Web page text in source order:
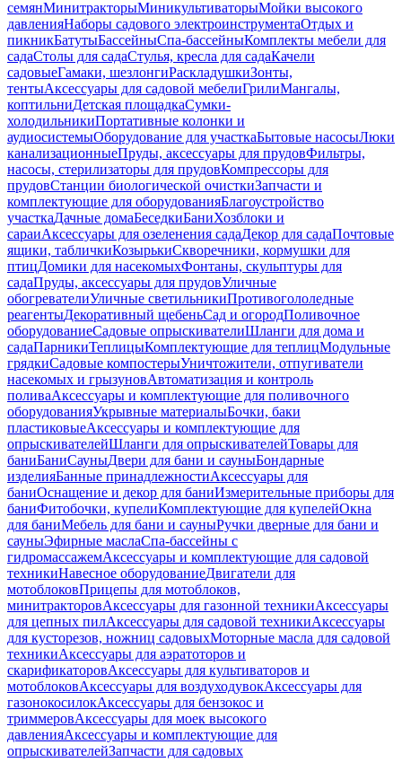
семянМинитракторыМиникультиваторыМойки высокого
давленияНаборы садового электроинструментаОтдых и
пикникБатутыБассейныСпа-бассейныКомплекты мебели для
садаСтолы для садаСтулья, кресла для садаКачели
садовыеГамаки, шезлонгиРаскладушкиЗонты,
тентыАксессуары для садовой мебелиГрилиМангалы,
коптильниДетская площадкаСумки-
холодильникиПортативные колонки и
аудиосистемыОборудование для участкаБытовые насосыЛюки
канализационныеПруды, аксессуары для прудовФильтры,
насосы, стерилизаторы для прудовКомпрессоры для
прудовСтанции биологической очисткиЗапчасти и
комплектующие для оборудованияБлагоустройство
участкаДачные домаБеседкиБаниХозблоки и
сараиАксессуары для озеленения садаДекор для садаПочтовые
ящики, табличкиКозырькиСкворечники, кормушки для
птицДомики для насекомыхФонтаны, скульптуры для
садаПруды, аксессуары для прудовУличные
обогревателиУличные светильникиПротивогололедные
реагентыДекоративный щебеньСад и огородПоливочное
оборудованиеСадовые опрыскивателиШланги для дома и
садаПарникиТеплицыКомплектующие для теплицМодульные
грядкиСадовые компостерыУничтожители, отпугиватели
насекомых и грызуновАвтоматизация и контроль
поливаАксессуары и комплектующие для поливочного
оборудованияУкрывные материалыБочки, баки
пластиковыеАксессуары и комплектующие для
опрыскивателейШланги для опрыскивателейТовары для
баниБаниСауныДвери для бани и сауныБондарные
изделияБанные принадлежностиАксессуары для
баниОснащение и декор для баниИзмерительные приборы для
баниФитобочки, купелиКомплектующие для купелейОкна
для баниМебель для бани и сауныРучки дверные для бани и
сауныЭфирные маслаСпа-бассейны с
гидромассажемАксессуары и комплектующие для садовой
техникиНавесное оборудованиеДвигатели для
мотоблоковПрицепы для мотоблоков,
минитракторовАксессуары для газонной техникиАксессуары
для цепных пилАксессуары для садовой техникиАксессуары
для кусторезов, ножниц садовыхМоторные масла для садовой
техникиАксессуары для аэратоторов и
скарификаторовАксессуары для культиваторов и
мотоблоковАксессуары для воздуходувокАксессуары для
газонокосилокАксессуары для бензокос и
триммеровАксессуары для моек высокого
давленияАксессуары и комплектующие для
опрыскивателейЗапчасти для садовых